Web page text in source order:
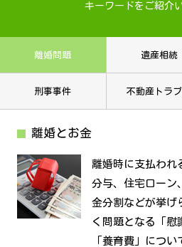
キーワードをご紹介
離婚問題 遺産相続
刑事事件 不動産トラ
離婚とお金
離婚時に支払われ
分与、住宅ローン
金分割などが挙げ
く問題となる「慰
「養育費」につ